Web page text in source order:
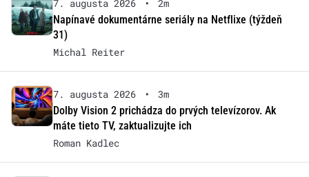
7. augusta 2026 •
2m
Napínavé dokumentárne seriály na Netflixe (týždeň
31)
Michal Reiter
7. augusta 2026 •
3m
Dolby Vision 2 prichádza do prvých televízorov. Ak
máte tieto TV, zaktualizujte ich
Roman Kadlec